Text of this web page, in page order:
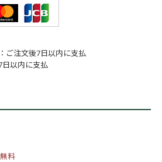
ご注文後7日以内に支払
日以内に支払
料